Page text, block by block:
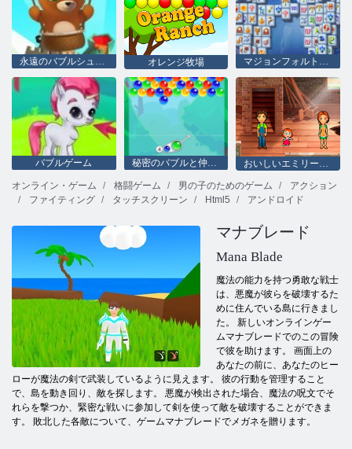
永遠のバブルシューター オレンジ牧場 マジョンフォルトゥナ
バブルゲーム 秘密のバブルと仲間たち
おいしいエミリーのホームスイートホーム
オンライン・ゲーム
格闘ゲーム 男の子のためのゲーム
アクション
ファイティング
タッチスクリーン Html5 アンドロイド
マナブレード
Mana Blade
魔法の能力を持つ勇敢な戦士
は、悪魔が彼らを破壊するた
めに住んでいる島に行きまし
た。 新しいオンラインゲー
ムマナブレードでのこの冒険
で彼を助けます。 画面上の
あなたの前に、あなたのヒー
ローが魔法の剣で武装しているように見えます。 彼の行動を管理すること
で、島を動き回り、敵を探します。 悪魔が検出された場合、魔法の呪文でそ
れらを撃つか、緊密な戦いに参加して剣を使って敵を破壊することができま
す。 敗北した各敵について、ゲームマナブレードでメガネを贈ります。